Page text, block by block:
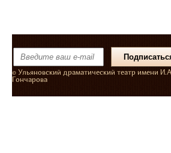
© Ульяновский драматический театр имени
Гончарова